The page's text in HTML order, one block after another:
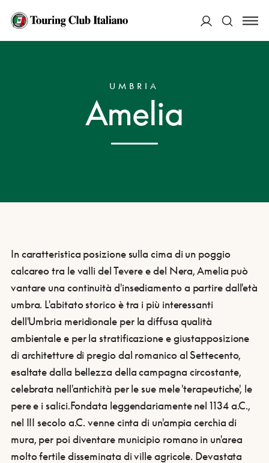
HOME
UMBRIA
Amelia
In caratteristica posizione sulla cima di un poggio
calcareo tra le valli del Tevere e del Nera, Amelia può
vantare una continuità d'insediamento a partire dall'età
umbra. L'abitato storico è tra i più interessanti
dell'Umbria meridionale per la diffusa qualità
ambientale e per la stratificazione e giustapposizione
di architetture di pregio dal romanico al Settecento,
esaltate dalla bellezza della campagna circostante,
celebrata nell'antichità per le sue mele 'terapeutiche', le
pere e i salici.Fondata leggendariamente nel 1134 a.C.,
nel III secolo a.C. venne cinta di un'ampia cerchia di
mura, per poi diventare municipio romano in un'area
molto fertile disseminata di ville agricole. Devastata